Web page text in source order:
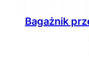
Bagażnik